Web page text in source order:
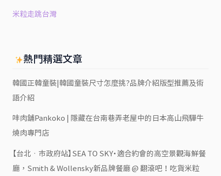
米粒走跳台灣
熱門精選文章
韓國正韓童裝|韓國童裝尺寸怎麼挑?品牌介紹版型推薦及術
語介紹
㕩肉舖Pankoko | 隱藏在台南巷弄老屋中的日本高山飛驒牛
燒肉專門店
【台北‧市政府站】SEA TO SKY・適合約會的高空景觀海鮮餐
廳，Smith & Wollensky新品牌餐廳 @ 翻滾吧！吃貨米粒